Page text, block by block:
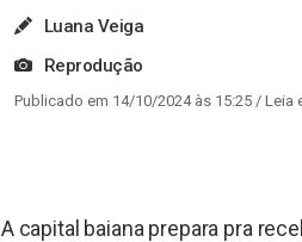
Luana Veiga
Reprodução
Publicado em 14/10/2024 às 15:25/ Leia
A capital baiana prepara pra